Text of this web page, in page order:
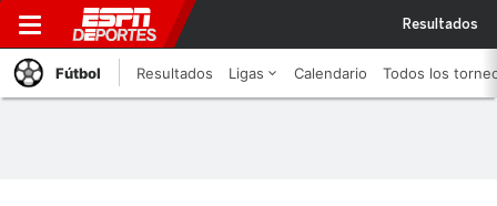
Resultados
Fútbol Resultados Ligas Calendario Todos los